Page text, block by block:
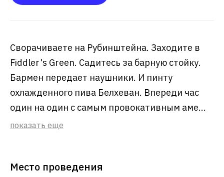
Сворачиваете на Рубинштейна. Заходите в
Fiddler's Green. Садитесь за барную стойку.
Бармен передает наушники. И пинту
охлажденного пива Белхеван. Впереди час
один на один с самым провокативным аме...
показать еще
Место проведения